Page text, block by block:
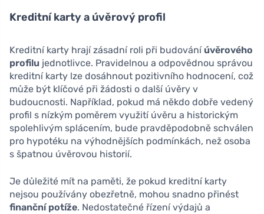
Kreditní karty a úvěrový profil
Kreditní karty hrají zásadní roli při budování úvěrového
profilu jednotlivce. Pravidelnou a odpovědnou správou
kreditní karty lze dosáhnout pozitivního hodnocení, což
může být klíčové při žádosti o další úvěry v
budoucnosti. Například, pokud má někdo dobře vedený
profil s nízkým poměrem využití úvěru a historickým
spolehlivým splácením, bude pravděpodobně schválen
pro hypotéku na výhodnějších podmínkách, než osoba
s špatnou úvěrovou historií.
Je důležité mít na paměti, že pokud kreditní karty
nejsou používány obezřetně, mohou snadno přinést
finanční potíže. Nedostatečné řízení výdajů a